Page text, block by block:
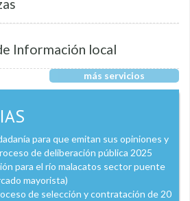
Información local
más servicios
para que emitan sus opiniones y
de deliberación pública 2025
para el río malacatos sector puente
mayorista)
de selección y contratación de 20